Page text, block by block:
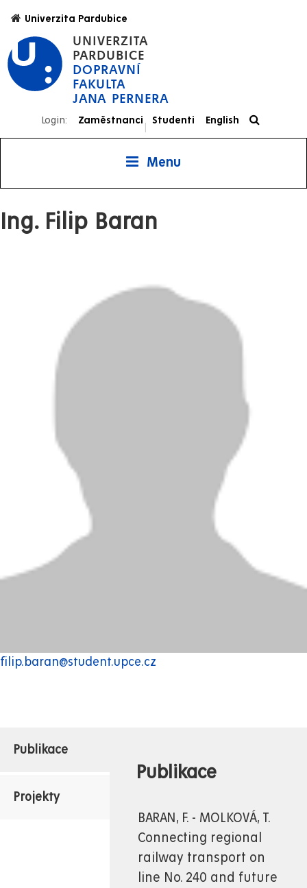
hlavnímu
obsahu
UNIVERZITA
PARDUBICE
DOPRAVNÍ
FAKULTA
JANA PERNERA
Univerzita Pardubice
Login: Zaměstnanci
|
Studenti English
Menu
Ing. Filip Baran
filip.baran@student.upce.cz
Publikace
Projekty
Publikace
BARAN, F. - MOLKOVÁ, T.
Connecting regional
railway transport on
line No. 240 and future